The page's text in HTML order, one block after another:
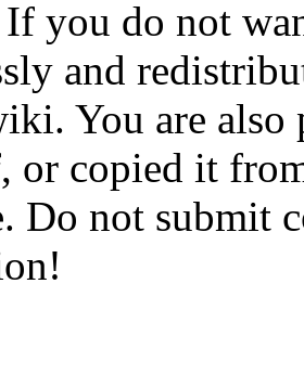
you do not
and
You are
or copied it
Do not submit